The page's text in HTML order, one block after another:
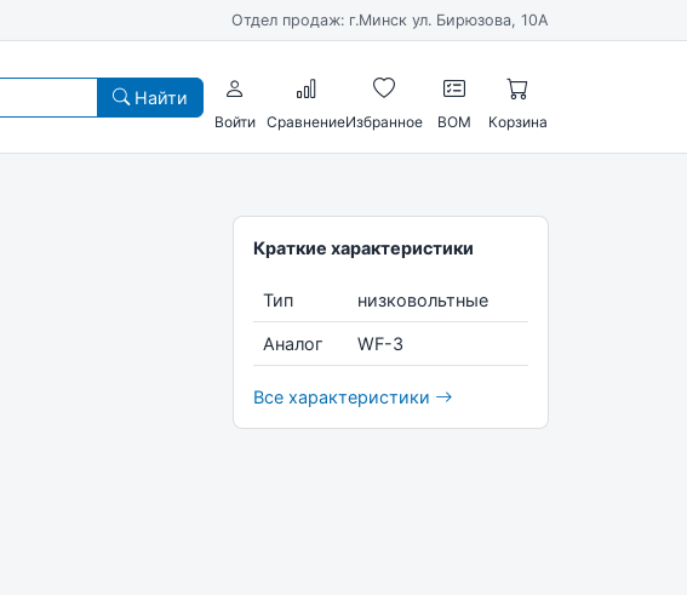
Отдел продаж: г.Минск ул. Бирюзова, 10А
Найти
Войти СравнениеИзбранное BOM Корзина
Краткие характеристики
Тип низковольтные
Аналог WF-3
Все характеристики